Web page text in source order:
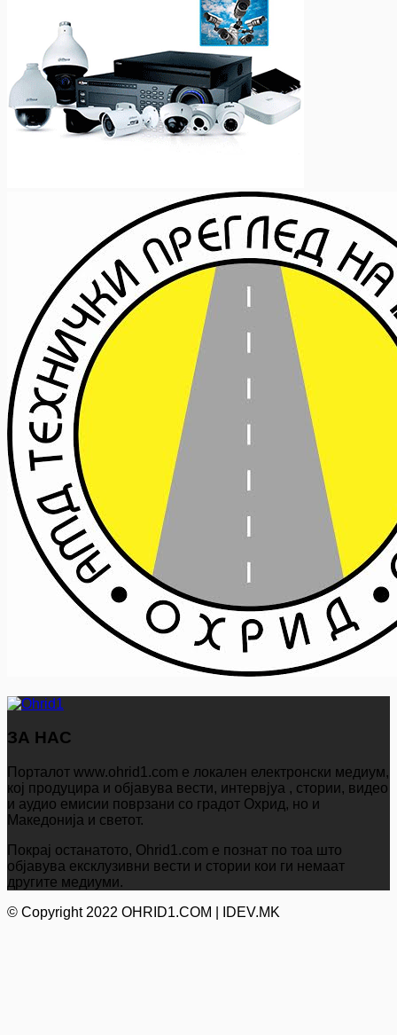
ЗА НАС
Порталот www.ohrid1.com е локален електронски медиум,
кој продуцира и објавува вести, интервјуа , стории, видео
и аудио емисии поврзани со градот Охрид, но и
Македонија и светот.
Покрај останатото, Ohrid1.com е познат по тоа што
објавува ексклузивни вести и стории кои ги немаат
другите медиуми.
© Copyright 2022 OHRID1.COM | IDEV.MK